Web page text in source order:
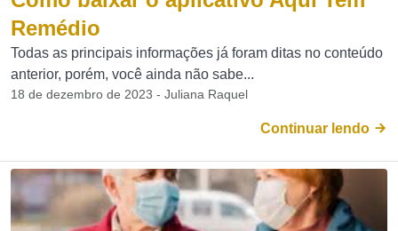
Remédio
Todas as principais informações já foram ditas no conteúdo
anterior, porém, você ainda não sabe...
18 de dezembro de 2023 - Juliana Raquel
Continuar lendo